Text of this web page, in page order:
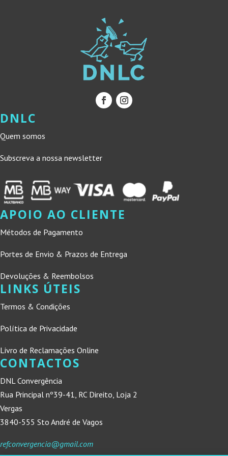
DNLC
Quem somos
Subscreva a nossa newsletter
APOIO AO CLIENTE
Métodos de Pagamento
Portes de Envio & Prazos de Entrega
Devoluções & Reembolsos
LINKS ÚTEIS
Termos & Condições
Política de Privacidade
Livro de Reclamações Online
CONTACTOS
DNL Convergência
Rua Principal nº39-41, RC Direito, Loja 2
Vergas
3840-555 Sto André de Vagos
refconvergencia@gmail.com